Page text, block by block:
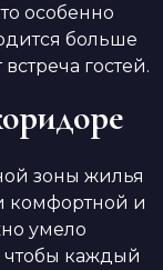
особенно
больше
гостей.
зоны жилья
комфортной и
умело
чтобы каждый